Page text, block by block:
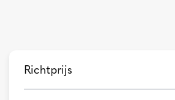
Richtprijs